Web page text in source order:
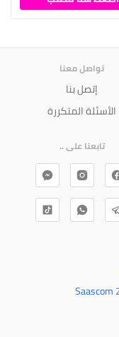
تواصل معنا
إتصل بنا
الأسئلة المتكررة
تابعنا على ..
Saascom